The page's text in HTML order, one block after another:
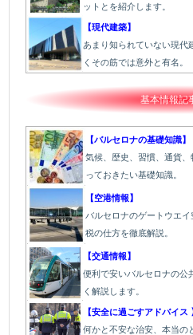
ットとを紹介します。
【現代建築】
あまり知られていない現代
くその筋では意外と有名。
基本情報記
【バルセロナの基礎知識】
気候、歴史、習慣、通貨
っておきたい基礎知識。
【空港情報】
バルセロナのゲートウエ
税の仕方を徹底解説。
【交通情報】
便利で安いバルセロナの公
く解説します。
【安全に過ごすアドバイス
何かと不安な治安、本当の